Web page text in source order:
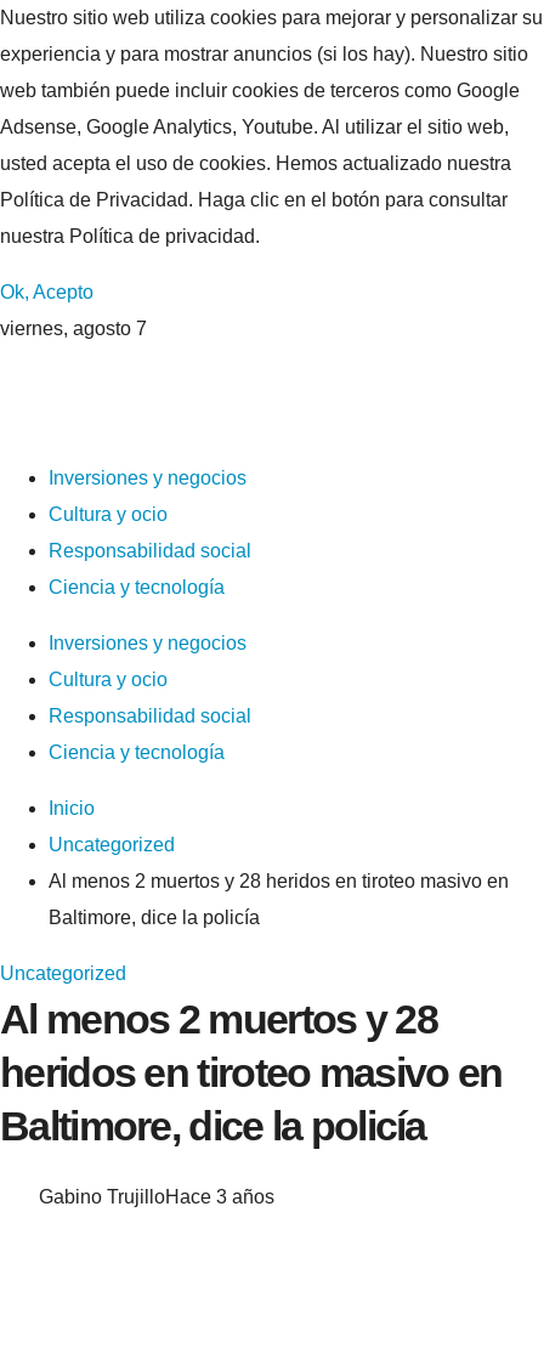
Nuestro sitio web utiliza cookies para mejorar y personalizar su
experiencia y para mostrar anuncios (si los hay). Nuestro sitio
web también puede incluir cookies de terceros como Google
Adsense, Google Analytics, Youtube. Al utilizar el sitio web,
usted acepta el uso de cookies. Hemos actualizado nuestra
Política de Privacidad. Haga clic en el botón para consultar
nuestra Política de privacidad.
Ok, Acepto
viernes, agosto 7
Inversiones y negocios
Cultura y ocio
Responsabilidad social
Ciencia y tecnología
Inversiones y negocios
Cultura y ocio
Responsabilidad social
Ciencia y tecnología
Inicio
Uncategorized
Al menos 2 muertos y 28 heridos en tiroteo masivo en
Baltimore, dice la policía
Uncategorized
Al menos 2 muertos y 28
heridos en tiroteo masivo en
Baltimore, dice la policía
Gabino TrujilloHace 3 años